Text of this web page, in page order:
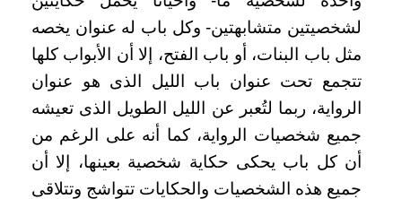
لشخصيتين متشابهتين- وكل باب له عنوان يخصه
مثل باب البنات، أو باب الفتح، إلا أن الأبواب كلها
تتجمع تحت عنوان باب الليل الذى هو عنوان
الرواية، ربما لتُعبر عن الليل الطويل الذى تعيشه
جميع شخصيات الرواية، كما أنه على الرغم من
أن كل باب يحكى حكاية شخصية بعينها، إلا أن
جميع هذه الشخصيات والحكايات تتواشج وتتلاقى